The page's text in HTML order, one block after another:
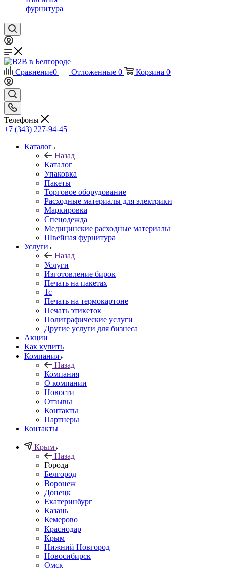
фурнитура
Сравнение0 Отложенные 0 Корзина 0
Телефоны
+7 (343) 227-94-45
Каталог
Назад
Каталог
Упаковка
Пакеты
Торговое оборудование
Расходные материалы для электрики
Маркировка
Спецодежда
Медицинские расходные материалы
Швейная фурнитура
Услуги
Назад
Услуги
Изготовление бирок
Печать на пакетах
1c
Печать на термокартоне
Печать этикеток
Полиграфические услуги
Другие услуги для бизнеса
Акции
Как купить
Компания
Назад
Компания
О компании
Новости
Отзывы
Контакты
Партнеры
Контакты
Крым
Назад
Города
Белгород
Воронеж
Донецк
Екатеринбург
Казань
Кемерово
Краснодар
Крым
Нижний Новгород
Новосибирск
Омск